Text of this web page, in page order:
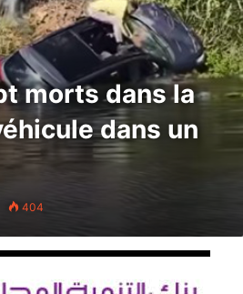
morts dans la
dans un
404